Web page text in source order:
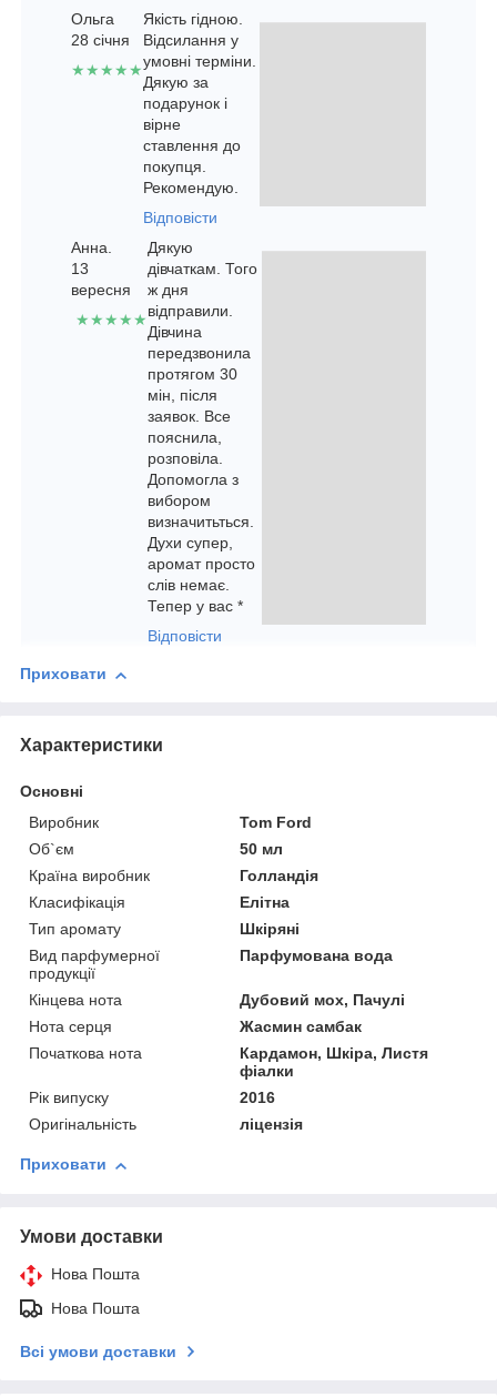
Ольга
28 січня
★★★★★
Якість гідною.
Відсилання у
умовні терміни.
Дякую за
подарунок і
вірне
ставлення до
покупця.
Рекомендую.
Відповісти
Анна.
13
вересня
★★★★★
Дякую
дівчаткам. Того
ж дня
відправили.
Дівчина
передзвонила
протягом 30
мін, після
заявок. Все
пояснила,
розповіла.
Допомогла з
вибором
визначитьться.
Духи супер,
аромат просто
слів немає.
Тепер у вас *
Відповісти
Приховати
Характеристики
Основні
Виробник
Tom Ford
Об`єм
50 мл
Країна виробник
Голландія
Класифікація
Елітна
Тип аромату
Шкіряні
Вид парфумерної
продукції
Парфумована вода
Кінцева нота
Дубовий мох, Пачулі
Нота серця
Жасмин самбак
Початкова нота
Кардамон, Шкіра, Листя
фіалки
Рік випуску
2016
Оригінальність
ліцензія
Приховати
Умови доставки
Нова Пошта
Нова Пошта
Всі умови доставки